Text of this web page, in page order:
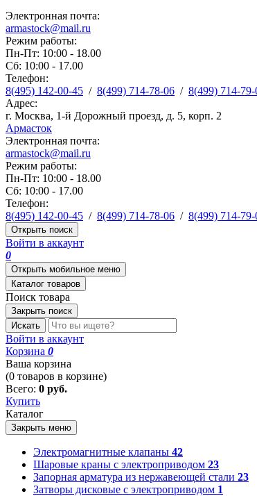
Электронная почта:
armastock@mail.ru
Режим работы:
Пн-Пт: 10:00 - 18.00
Сб: 10:00 - 17.00
Телефон:
8(495) 142-00-45 / 8(499) 714-78-06 / 8(499) 714-79-
Адрес:
г. Москва, 1-й Дорожный проезд, д. 5, корп. 2
Армасток
Электронная почта:
armastock@mail.ru
Режим работы:
Пн-Пт: 10:00 - 18.00
Сб: 10:00 - 17.00
Телефон:
8(495) 142-00-45 / 8(499) 714-78-06 / 8(499) 714-79-
Открыть поиск
Войти в аккаунт
0
Открыть мобильное меню
Каталог товаров
Поиск товара
Закрыть поиск
Искать
Войти в аккаунт
Корзина 0
Ваша корзина
(0 товаров в корзине)
Всего: 0 руб.
Купить
Каталог
Закрыть меню
Электромагнитные клапаны 42
Шаровые краны с электроприводом 23
Запорная арматура из нержавеющей стали 23
Затворы дисковые с электроприводом 1